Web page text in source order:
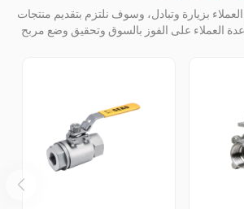
بزيارة وتبادل، وسوف نلتزم بتقديم منتجات
العملاء على الفوز بالسوق وتحقيق وضع مربح